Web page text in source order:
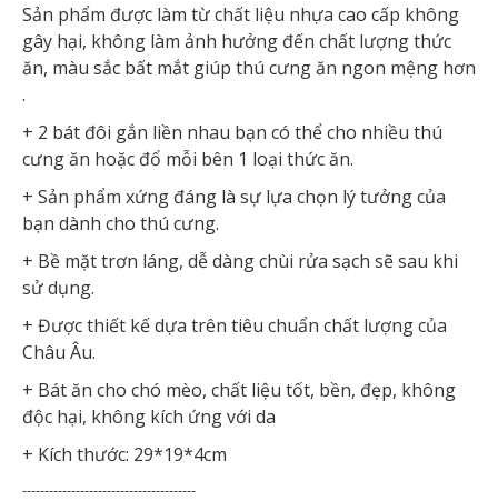
Sản phẩm được làm từ chất liệu nhựa cao cấp không
gây hại, không làm ảnh hưởng đến chất lượng thức
ăn, màu sắc bất mắt giúp thú cưng ăn ngon mệng hơn
.
+ 2 bát đôi gắn liền nhau bạn có thể cho nhiều thú
cưng ăn hoặc đổ mỗi bên 1 loại thức ăn.
+ Sản phẩm xứng đáng là sự lựa chọn lý tưởng của
bạn dành cho thú cưng.
+ Bề mặt trơn láng, dễ dàng chùi rửa sạch sẽ sau khi
sử dụng.
+ Được thiết kế dựa trên tiêu chuẩn chất lượng của
Châu Âu.
+ Bát ăn cho chó mèo, chất liệu tốt, bền, đẹp, không
độc hại, không kích ứng với da
+ Kích thước: 29*19*4cm
---------------------------------------